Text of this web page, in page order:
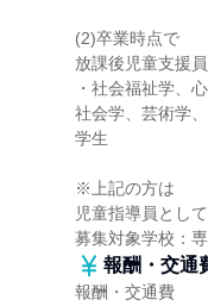
(2)卒業時点で
放課後児童支援
・社会福祉学、
社会学、芸術学
学生
※上記の方は
児童指導員とし
募集対象学校：
報酬・交通
報酬・交通費